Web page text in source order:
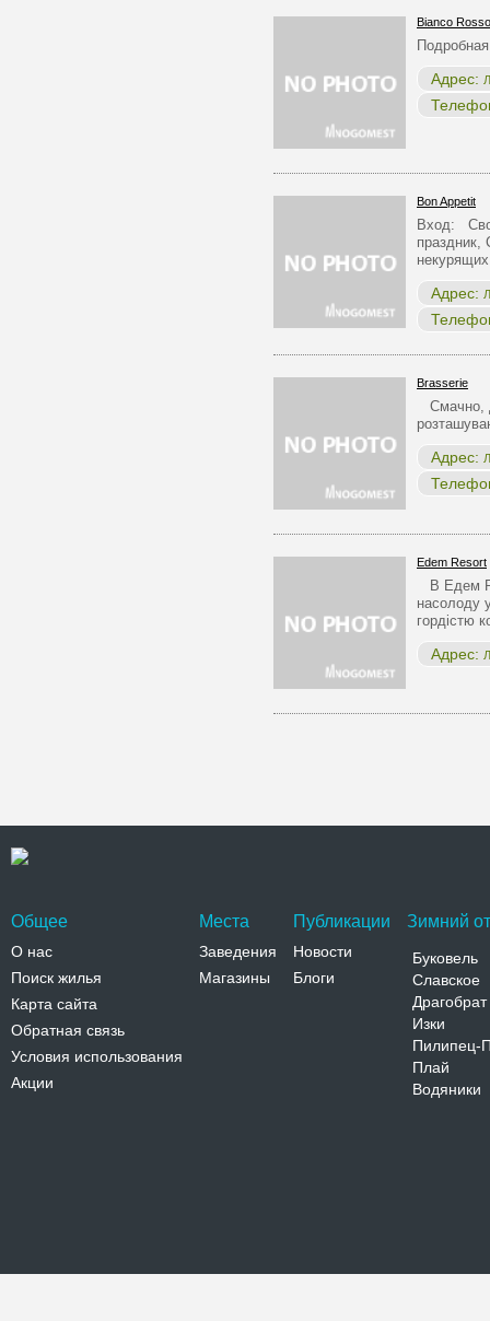
Bianco
Адрес:
Bon Appetit
Вход:
праздник,
Адрес:
Brasserie
Смачно,
Адрес:
Edem Resort
В Едем
насолоду
гордістю
Адрес:
Общее
О нас
Поиск жилья
Карта сайта
Обратная связь
Условия использования
Акции
Места
Заведения
Магазины
Публикации
Новости
Блоги
Зимний
Буковель
Славское
Драгобрат
Изки
Пилипец-
Плай
Водяники